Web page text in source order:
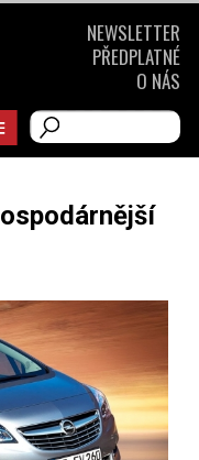
NEWSLETTER
PŘEDPLATNÉ
O NÁS